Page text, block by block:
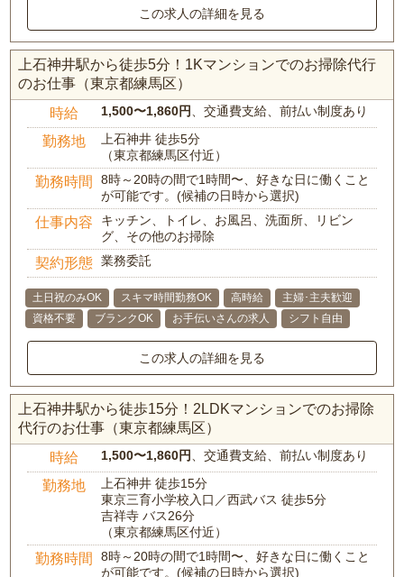
この求人の詳細を見る
上石神井駅から徒歩5分！1Kマンションでのお掃除代行
のお仕事（東京都練馬区）
時給 1,500〜1,860円、交通費支給、前払い制度あり
勤務地
上石神井 徒歩5分
（東京都練馬区付近）
勤務時間
8時～20時の間で1時間〜、好きな日に働くこと
が可能です。(候補の日時から選択)
仕事内容
キッチン、トイレ、お風呂、洗面所、リビン
グ、その他のお掃除
契約形態 業務委託
土日祝のみOK スキマ時間勤務OK 高時給
主婦･主夫歓迎
資格不要
ブランクOK お手伝いさんの求人 シフト自由
この求人の詳細を見る
上石神井駅から徒歩15分！2LDKマンションでのお掃除
代行のお仕事（東京都練馬区）
時給 1,500〜1,860円、交通費支給、前払い制度あり
勤務地
上石神井 徒歩15分
東京三育小学校入口／西武バス 徒歩5分
吉祥寺 バス26分
（東京都練馬区付近）
勤務時間
8時～20時の間で1時間〜、好きな日に働くこと
が可能です。(候補の日時から選択)